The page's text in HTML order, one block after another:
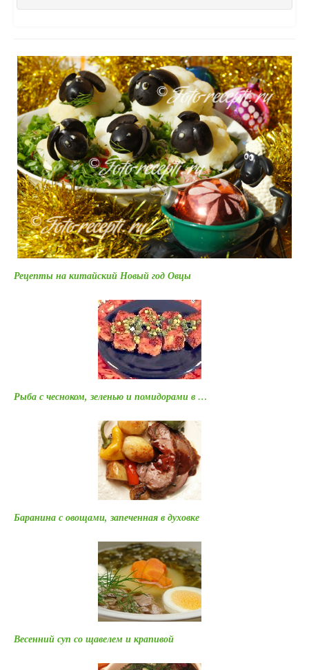
Рецепты на китайский Новый год Овцы
Рыба с чесноком, зеленью и помидорами в …
Баранина с овощами, запеченная в духовке
Весенний суп со щавелем и крапивой